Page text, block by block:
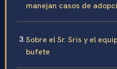
manejan casos de
Sobre el Sr. Sris y el
bufete